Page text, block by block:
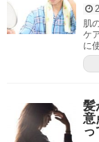
肌
ケ
に
髪
意
っ